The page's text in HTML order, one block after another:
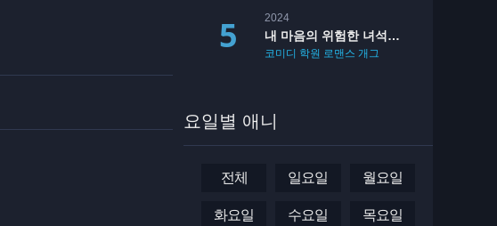
2024
내 마음의 위험한 녀석 2기
코미디 학원 로맨스 개그
요일별 애니
전체 일요일 월요일
화요일 수요일 목요일